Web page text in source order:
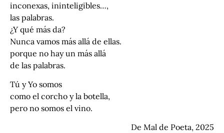
inconexas, ininteligibles…,
las palabras.
¿Y qué más da?
Nunca vamos más allá de ellas.
porque no hay un más allá
de las palabras.
Tú y Yo somos
como el corcho y la botella,
pero no somos el vino.
De Mal de Poeta, 2025